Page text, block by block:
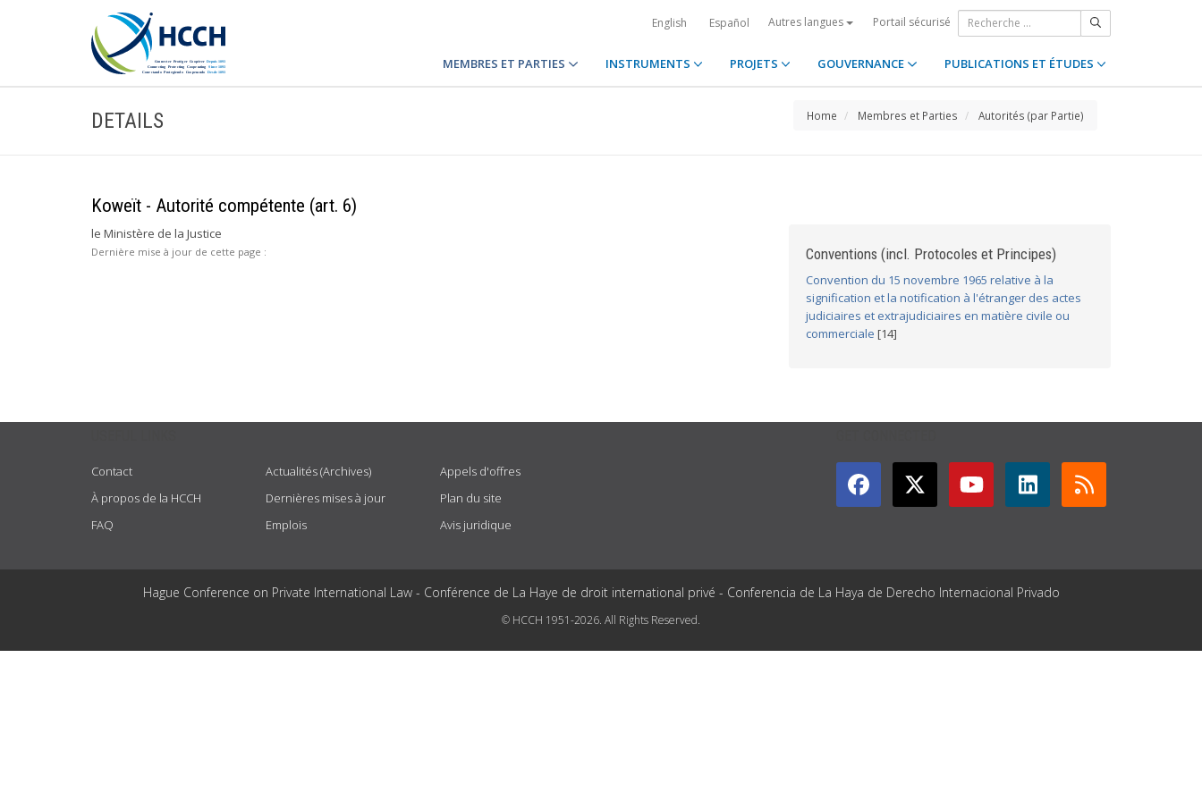
English Español Autres langues Portail sécurisé
MEMBRES ET PARTIES INSTRUMENTS PROJETS GOUVERNANCE PUBLICATIONS ET ÉTUDES
DETAILS Home Membres et Parties Autorités (par Partie)
Koweït - Autorité compétente (art. 6)
le Ministère de la Justice
Dernière mise à jour de cette page : Conventions (incl. Protocoles et Principes)
Convention du 15 novembre 1965 relative à la
signification et la notification à l'étranger des actes
judiciaires et extrajudiciaires en matière civile ou
commerciale [14]
Contact
À propos de la HCCH
FAQ
Actualités (Archives)
Dernières mises à jour
Emplois
Appels d'offres
Plan du site
Avis juridique
Hague Conference on Private International Law - Conférence de La Haye de droit international privé - Conferencia de La Haya de Derecho Internacional Privado
© HCCH 1951-2026. All Rights Reserved.